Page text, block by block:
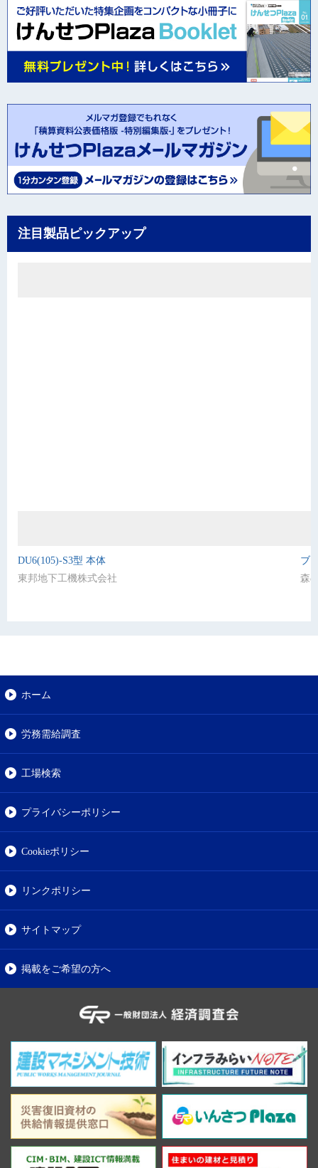
注目製品ピックアップ
DU6(105)-S3型 本体
東邦地下工機株式会社
ブ
森
ホーム
労務需給調査
工場検索
プライバシーポリシー
Cookieポリシー
リンクポリシー
サイトマップ
掲載をご希望の方へ